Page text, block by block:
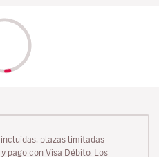
plazas limitadas
pago con Visa Débito. Los